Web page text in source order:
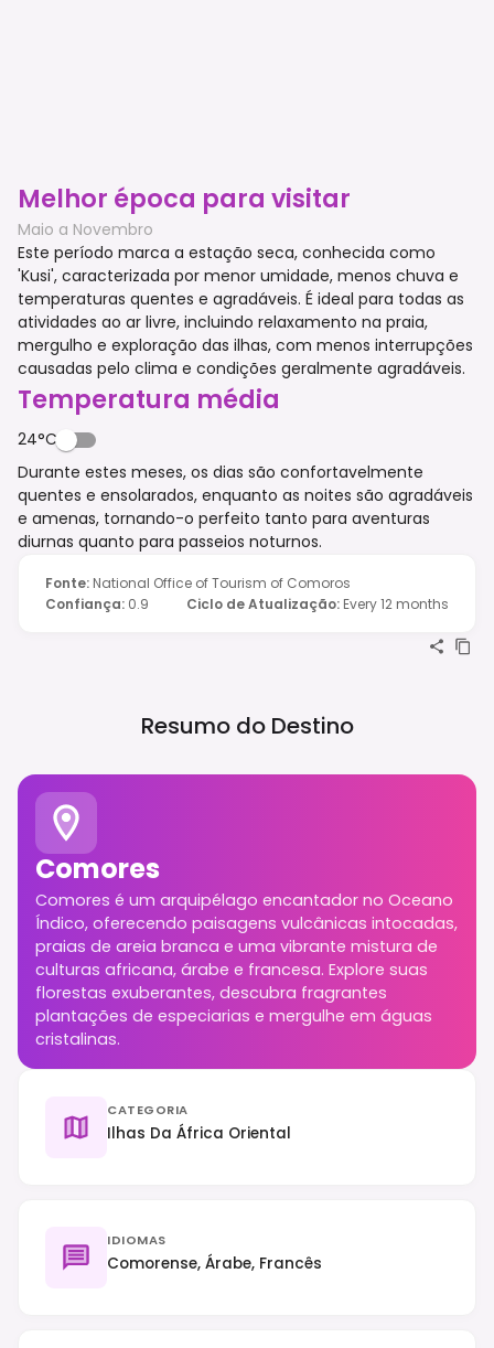
Melhor época para visitar
Maio a Novembro
Este período marca a estação seca, conhecida como
'Kusi', caracterizada por menor umidade, menos chuva e
temperaturas quentes e agradáveis. É ideal para todas as
atividades ao ar livre, incluindo relaxamento na praia,
mergulho e exploração das ilhas, com menos interrupções
causadas pelo clima e condições geralmente agradáveis.
Temperatura média
24°C
Durante estes meses, os dias são confortavelmente
quentes e ensolarados, enquanto as noites são agradáveis
e amenas, tornando-o perfeito tanto para aventuras
diurnas quanto para passeios noturnos.
Fonte: National Office of Tourism of Comoros
Confiança: 0.9 Ciclo de Atualização: Every 12 months
Resumo do Destino
Comores
Comores é um arquipélago encantador no Oceano
Índico, oferecendo paisagens vulcânicas intocadas,
praias de areia branca e uma vibrante mistura de
culturas africana, árabe e francesa. Explore suas
florestas exuberantes, descubra fragrantes
plantações de especiarias e mergulhe em águas
cristalinas.
CATEGORIA
Ilhas Da África Oriental
IDIOMAS
Comorense, Árabe, Francês